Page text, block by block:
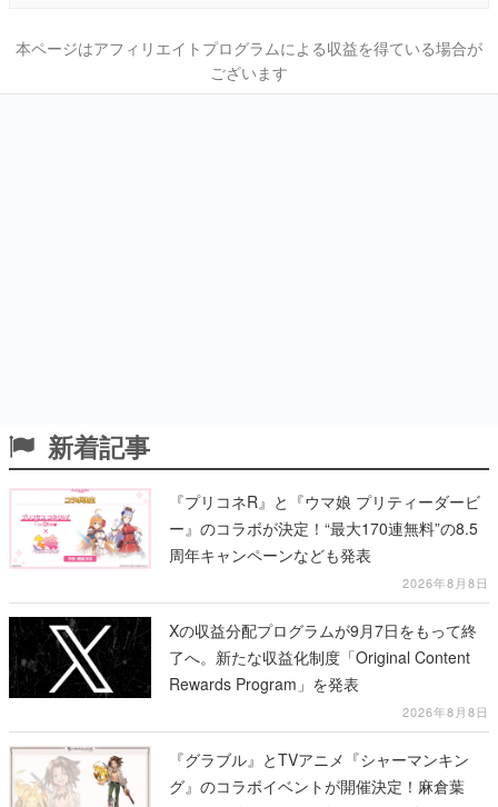
本ページはアフィリエイトプログラムによる収益を得ている場合が
ございます
新着記事
『プリコネR』と『ウマ娘 プリティーダービ
ー』のコラボが決定！“最大170連無料”の8.5
周年キャンペーンなども発表
2026年8月8日
Xの収益分配プログラムが9月7日をもって終
了へ。新たな収益化制度「Original Content
Rewards Program」を発表
2026年8月8日
『グラブル』とTVアニメ『シャーマンキン
グ』のコラボイベントが開催決定！麻倉葉